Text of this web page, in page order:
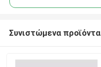
Συνιστώμενα προϊόντα